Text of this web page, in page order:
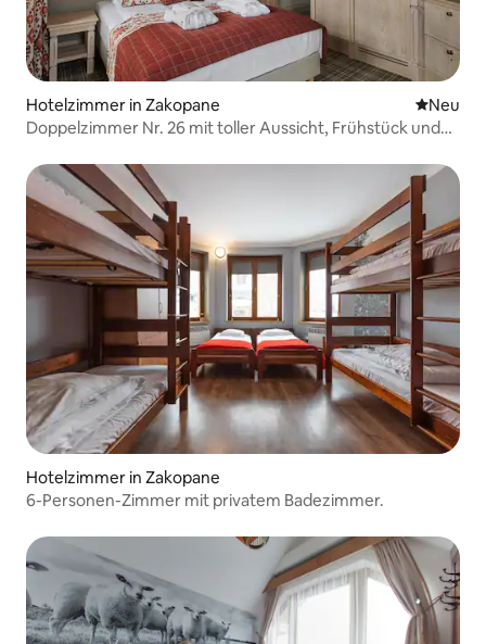
Hotelzimmer in Zakopane Neue
Neu
Doppelzimmer Nr. 26 mit toller Aussicht, Frühstück und
Hotelzimmer in Zakopane
6-Personen-Zimmer mit privatem Badezimmer.